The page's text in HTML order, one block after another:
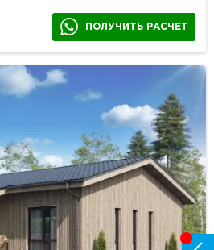
ПОЛУЧИТЬ РАСЧЕТ